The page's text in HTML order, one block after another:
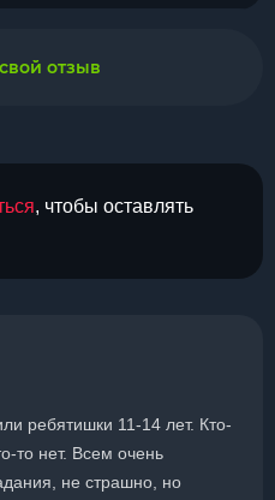
, чтобы оставлять
ребятишки 11-14 лет. Кто-
то нет. Всем очень
не страшно, но
отзыв